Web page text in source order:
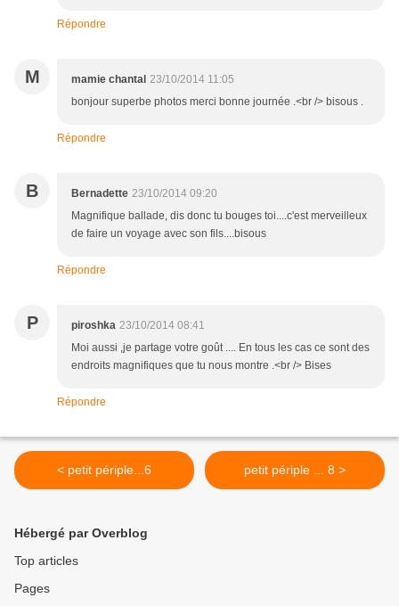
Répondre
M mamie chantal 23/10/2014 11:05
bonjour superbe photos merci bonne journée .<br /> bisous .
Répondre
B Bernadette 23/10/2014 09:20
Magnifique ballade, dis donc tu bouges toi....c'est merveilleux
de faire un voyage avec son fils....bisous
Répondre
P piroshka 23/10/2014 08:41
Moi aussi ,je partage votre goût .... En tous les cas ce sont des
endroits magnifiques que tu nous montre .<br /> Bises
Répondre
< petit périple...6 petit périple ... 8 >
Hébergé par Overblog
Top articles
Pages